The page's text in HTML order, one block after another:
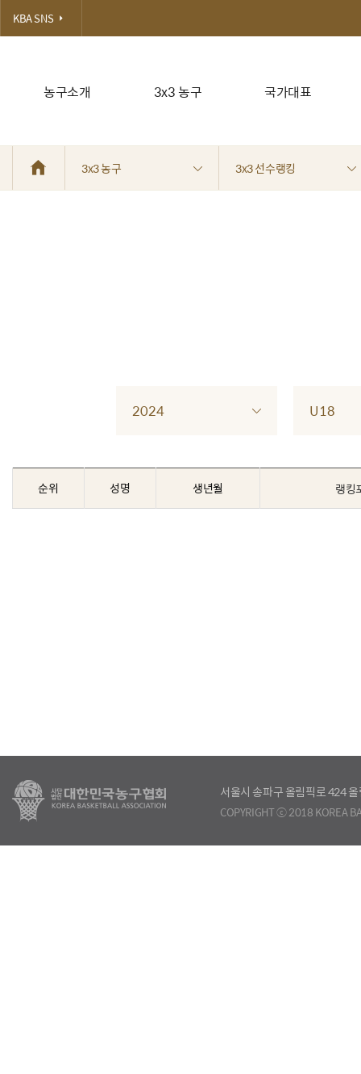
농구소개 3x3 농구 국가대표
KBA SNS
3x3 농구 3x3 선수랭킹
2024 U18
순위 성명 생년월 랭킹
서울시 송파구 올림픽로 424
COPYRIGHT ⓒ 2018 KOREA